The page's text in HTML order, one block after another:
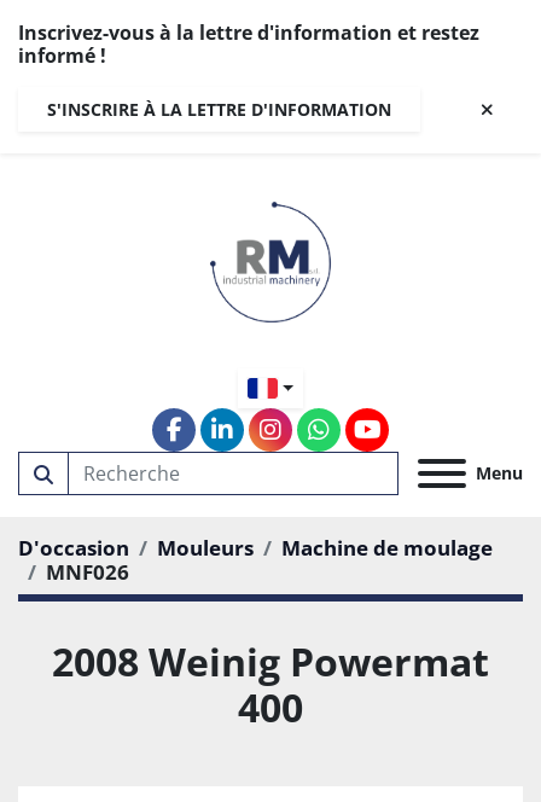
Inscrivez-vous à la lettre d'information et restez
informé !
S'INSCRIRE À LA LETTRE D'INFORMATION
Menu
facebook
linkedininstagram
whatsapp
youtube
D'occasion Mouleurs
Machine de moulage
MNF026
2008 Weinig Powermat
400